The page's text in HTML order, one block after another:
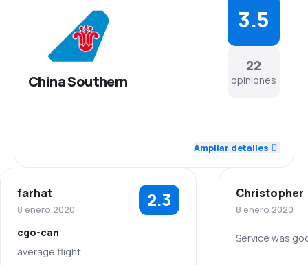
China Southern
22
opiniones
3.5
Red de conexiones 3.5
Precio del billete 3.3
Ampliar detalles
farhat
8 enero 2020 2.3
cgo-can
average flight
Christopher
8 enero 2020
Service was